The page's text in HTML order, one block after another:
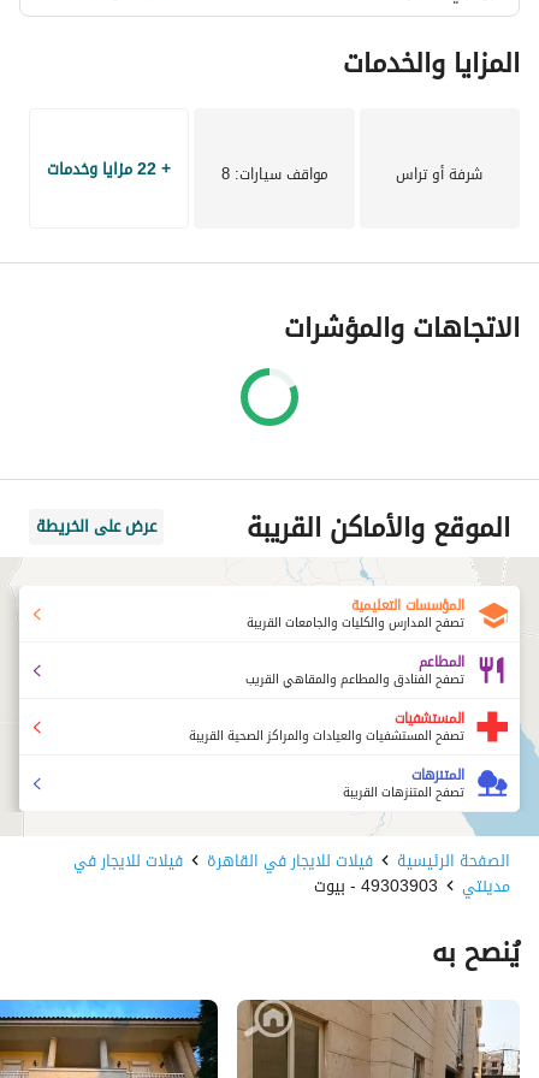
شركة أبو ظبي للاستثمار والتسويق العقاري
East Hub Madinaty – B15 – F157 عرض أقل
المزايا والخدمات
شرفة أو تراس مواقف سيارات: 8 + 22 مزايا وخدمات
الاتجاهات والمؤشرات
الموقع والأماكن القريبة عرض على الخريطة
المؤسسات التعليمية
تصفح المدارس والكليات والجامعات القريبة
المطاعم
تصفح الفنادق والمطاعم والمقاهي القريب
المستشفيات
تصفح المستشفيات والعيادات والمراكز الصحية القريبة
المتنزهات
تصفح المتنزهات القريبة
الصفحة الرئيسية فيلات للايجار في القاهرة فيلات للايجار في
مدينتي 49303903 - بيوت
يُنصح به